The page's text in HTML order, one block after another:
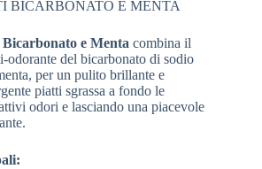
BICARBONATO E MENTA
e Menta combina il
odorante del bicarbonato di sodio
per un pulito brillante e
piatti sgrassa a fondo le
odori e lasciando una piacevole